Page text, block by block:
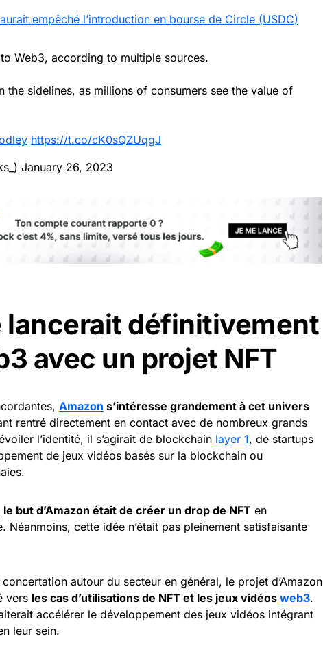
empêché l’introduction en bourse de Circle (USDC)
Web3, according to multiple sources.
the sidelines, as millions of consumers see the value of
https://t.co/cK0sQZUqgJ
January 26, 2023
lancerait définitivement
avec un projet NFT
Amazon s’intéresse grandement à cet univers
rentré directement en contact avec de nombreux grands
l’identité, il s’agirait de blockchain layer 1, de startups
de jeux vidéos basés sur la blockchain ou
le but d’Amazon était de créer un drop de NFT en
Néanmoins, cette idée n’était pas pleinement satisfaisante
autour du secteur en général, le projet d’Amazon
vers les cas d’utilisations de NFT et les jeux vidéos web3.
accélérer le développement des jeux vidéos intégrant
leur sein.